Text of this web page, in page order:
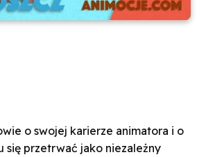
o swojej karierze animatora i o
się przetrwać jako niezależny